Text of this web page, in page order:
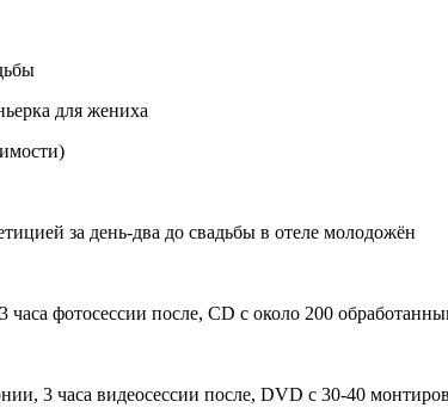
для жениха
за день-два до свадьбы в отеле молодожён
фотосессии после, CD с около 200
3 часа видеосессии после, DVD с 30-40